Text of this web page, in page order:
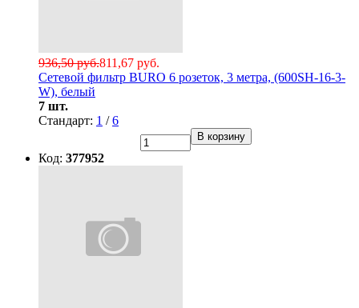
811,67 руб.
936,50 руб.
Сетевой фильтр BURO 6 розеток, 3 метра, (600SH-16-3-
W), белый
7 шт.
Стандарт: 1 /6
В корзину
Код: 377952